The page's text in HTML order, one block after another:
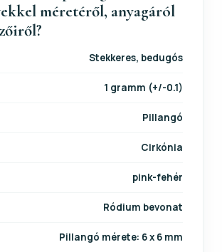
méretéről, anyagáról
Stekkeres, bedugós
1 gramm (+/-0.1)
Pillangó
Cirkónia
pink-fehér
Ródium bevonat
Pillangó mérete: 6 x 6 mm